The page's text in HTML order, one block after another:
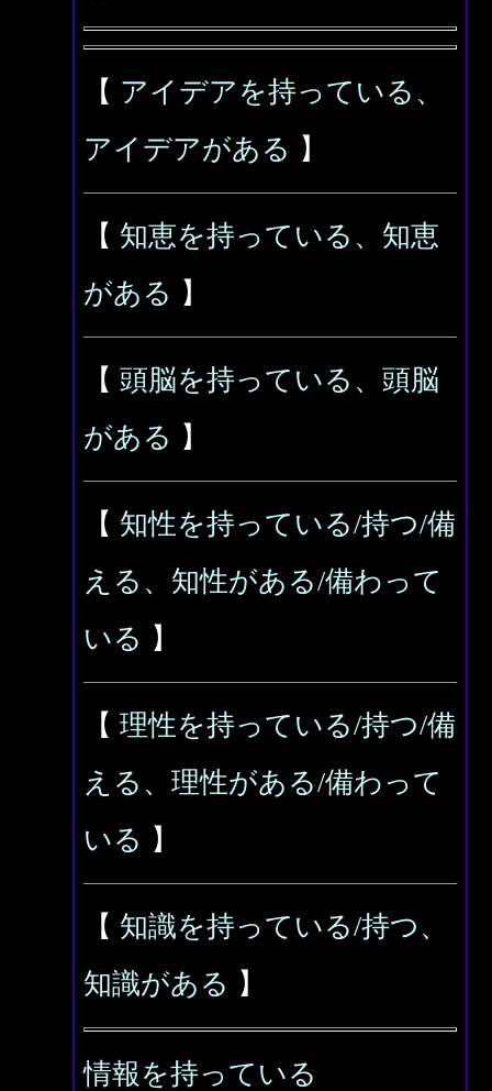
【 アイデアを持っている、
アイデアがある 】
【 知恵を持っている、知恵
がある 】
【 頭脳を持っている、頭脳
がある 】
【 知性を持っている/持つ/備
える、知性がある/備わって
いる 】
【 理性を持っている/持つ/備
える 、 理性がある/備わって
いる 】
【 知識を持っている/持つ、
知識がある 】
情報を持っている